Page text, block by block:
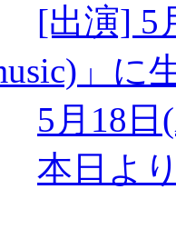
[出演] 5
」に
5月18
本日よ